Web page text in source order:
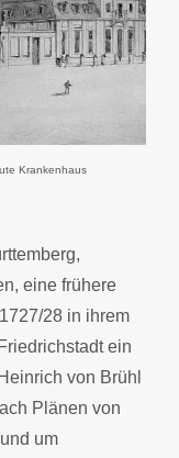
Krankenhaus
eine frühere
28 in ihrem
ein
von Brühl
Plänen von
um